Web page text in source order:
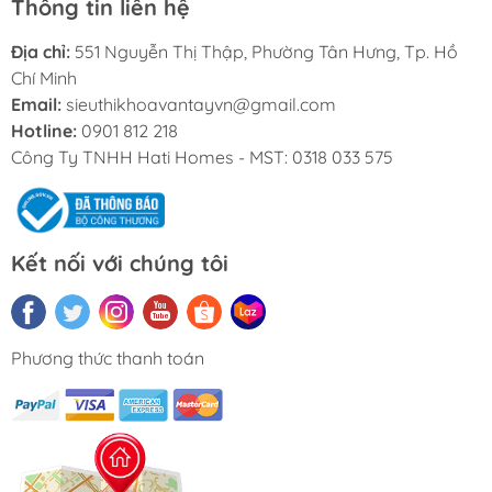
Thông tin liên hệ
Địa chỉ: 551 Nguyễn Thị Thập, Phường Tân Hưng, Tp. Hồ
Chí Minh
Email: sieuthikhoavantayvn@gmail.com
Hotline: 0901 812 218
Công Ty TNHH Hati Homes - MST: 0318 033 575
Kết nối với chúng tôi
Phương thức thanh toán